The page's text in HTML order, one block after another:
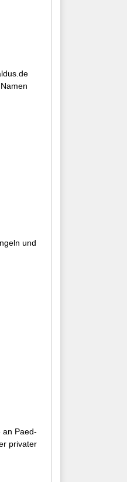
und
privater